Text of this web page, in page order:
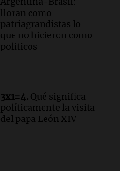
lloran como
patriagrandistas lo
que no hicieron como
politicos
3x1=4. Qué significa
políticamente la visita
del papa León XIV